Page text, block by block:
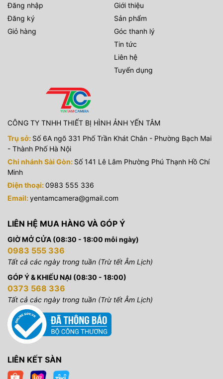
Đăng nhập
Đăng ký
Giỏ hàng
Giới thiệu
Sản phẩm
Góc thanh lý
Tin tức
Liên hệ
Tuyển dụng
CÔNG TY TNHH THIẾT BỊ HÌNH ẢNH YẾN TÂM
Trụ sở: Số 6A ngõ 331 Phố Trần Khát Chân - Phường Bạch Mai
- Thành Phố Hà Nội
Chi nhánh Sài Gòn: Số 141 Lê Lâm Phường Phú Thạnh Hồ Chí
Minh
Điện thoại:0983 555 336
Email:yentamcamera@gmail.com
LIÊN HỆ MUA HÀNG VÀ GÓP Ý
GIỜ MỞ CỬA (08:30 - 18:00 mỗi ngày)
0983 555 336
Tất cả các ngày trong tuần (Trừ tết Âm Lịch)
GÓP Ý & KHIẾU NẠI (08:30 - 18:00)
0373 568 336
Tất cả các ngày trong tuần (Trừ tết Âm Lịch)
LIÊN KẾT SÀN